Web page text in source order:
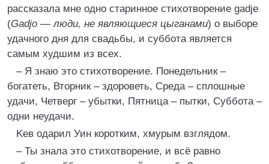
рассказала мне одно старинное стихотворение gadje
(Gadjo — люди, не являющиеся цыганами) о выборе
удачного дня для свадьбы, и суббота является
самым худшим из всех.
– Я знаю это стихотворение. Понедельник –
богатеть, Вторник – здороветь, Среда – сплошные
удачи, Четверг – убытки, Пятница – пытки, Суббота –
одни неудачи.
Keв одарил Уин коротким, хмурым взглядом.
– Ты знала это стихотворение, и всё равно